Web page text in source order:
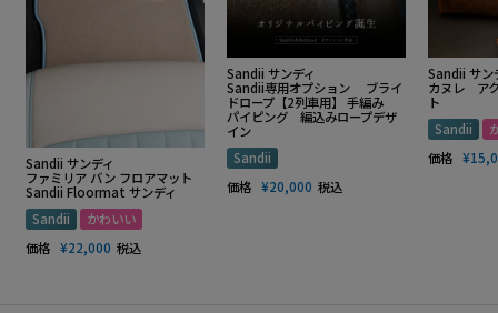
Sandii サンディ
ファミリア バン フロアマット
Sandii Floormat サンディ
Sandii
かわいい
価格 ¥22,000 税込
Sandii サンディ
Sandii専用オプション ブライ
ドロープ【2列車用】 手編み
パイピング 編込みロープデザ
イン
Sandii
価格 ¥20,000 税込
Sandii サン
カヌレ ア
ト
Sandii
価格 ¥